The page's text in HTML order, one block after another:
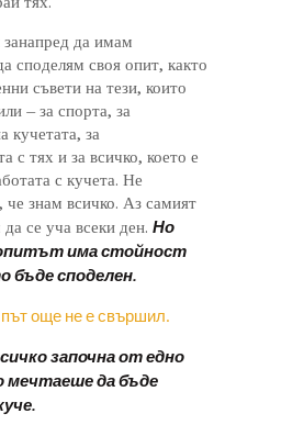
да имам
споделям своя опит, както
съвети на тези, които
– за спорта, за
кучетата, за
с тях и за всичко, което е
с кучета. Не
че знам всичко. Аз самият
се уча всеки ден. Но
има стойност
бъде споделен.
още не е свършил.
започна от едно
мечтаеше да бъде